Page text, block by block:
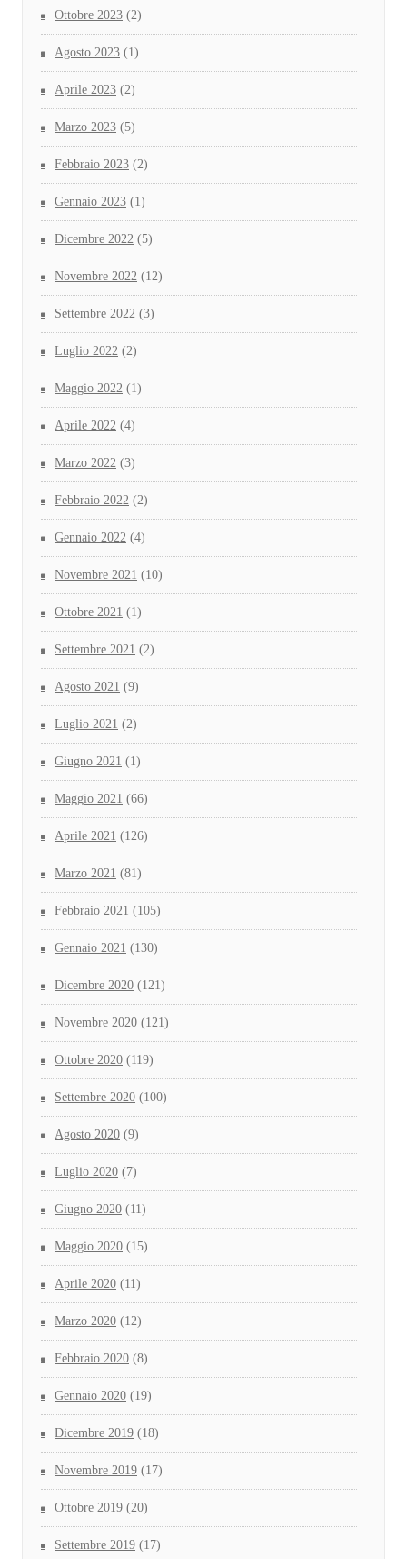
Ottobre 2023 (2)
Agosto 2023 (1)
Aprile 2023 (2)
Marzo 2023 (5)
Febbraio 2023 (2)
Gennaio 2023 (1)
Dicembre 2022 (5)
Novembre 2022 (12)
Settembre 2022 (3)
Luglio 2022 (2)
Maggio 2022 (1)
Aprile 2022 (4)
Marzo 2022 (3)
Febbraio 2022 (2)
Gennaio 2022 (4)
Novembre 2021 (10)
Ottobre 2021 (1)
Settembre 2021 (2)
Agosto 2021 (9)
Luglio 2021 (2)
Giugno 2021 (1)
Maggio 2021 (66)
Aprile 2021 (126)
Marzo 2021 (81)
Febbraio 2021 (105)
Gennaio 2021 (130)
Dicembre 2020 (121)
Novembre 2020 (121)
Ottobre 2020 (119)
Settembre 2020 (100)
Agosto 2020 (9)
Luglio 2020 (7)
Giugno 2020 (11)
Maggio 2020 (15)
Aprile 2020 (11)
Marzo 2020 (12)
Febbraio 2020 (8)
Gennaio 2020 (19)
Dicembre 2019 (18)
Novembre 2019 (17)
Ottobre 2019 (20)
Settembre 2019 (17)